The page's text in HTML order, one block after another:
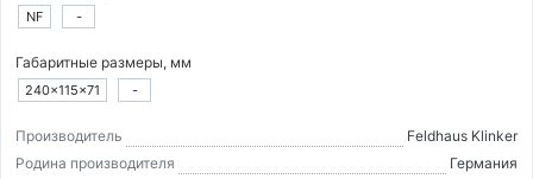
NF -
Габаритные размеры, мм
240×115×71 -
Производитель
Feldhaus Klinker
Родина производителя
Германия